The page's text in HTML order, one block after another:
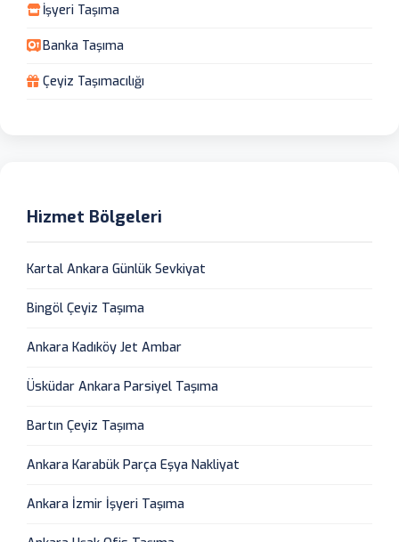
İşyeri Taşıma
Banka Taşıma
Çeyiz Taşımacılığı
Hizmet Bölgeleri
Kartal Ankara Günlük Sevkiyat
Bingöl Çeyiz Taşıma
Ankara Kadıköy Jet Ambar
Üsküdar Ankara Parsiyel Taşıma
Bartın Çeyiz Taşıma
Ankara Karabük Parça Eşya Nakliyat
Ankara İzmir İşyeri Taşıma